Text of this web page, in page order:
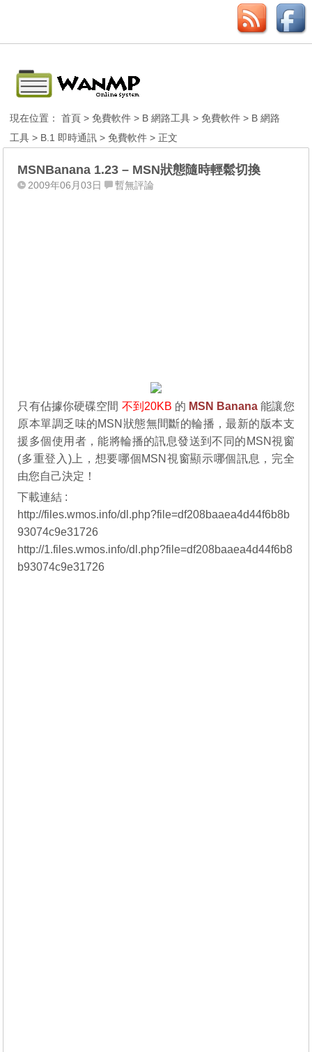
現在位置：首頁 >免費軟件 > B 網路工具 >免費軟件 > B 網路
工具 > B.1 即時通訊 >免費軟件 > 正文
MSNBanana 1.23 – MSN狀態隨時輕鬆切換
2009年06月03日 暫無評論
只有佔據你硬碟空間 不到20KB 的 MSN Banana 能讓您
原本單調乏味的MSN狀態無間斷的輪播，最新的版本支
援多個使用者，能將輪播的訊息發送到不同的MSN視窗
(多重登入)上，想要哪個MSN視窗顯示哪個訊息，完全
由您自己決定！
下載連結 :
http://files.wmos.info/dl.php?file=df208baaea4d44f6b8b
93074c9e31726
http://1.files.wmos.info/dl.php?file=df208baaea4d44f6b8
b93074c9e31726